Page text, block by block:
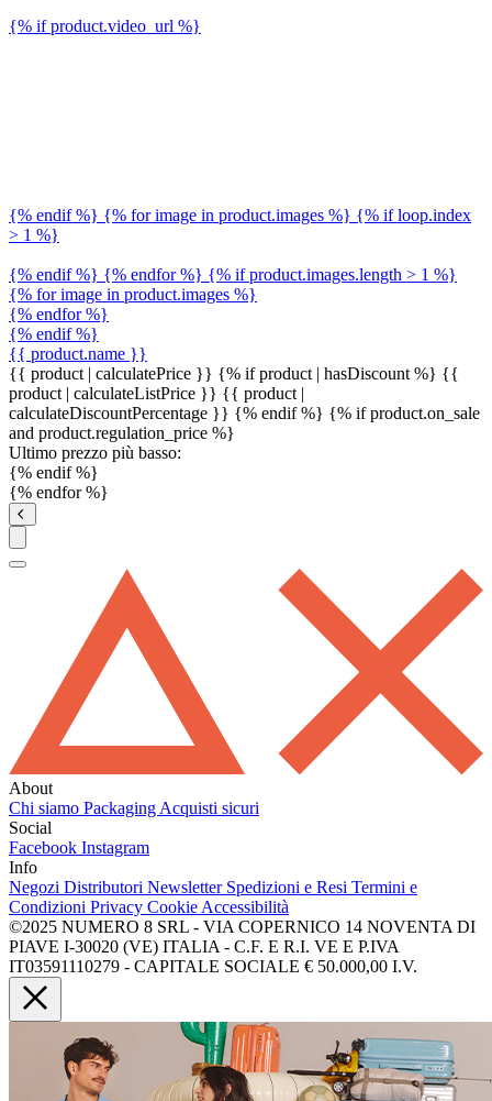
{% if product.video_url %}
{% endif %} {% for image in product.images %} {% if loop.index
> 1 %}
{% endif %} {% endfor %} {% if product.images.length > 1 %}
{% for image in product.images %}
{% endfor %}
{% endif %}
{{ product.name }}
{{ product | calculatePrice }} {% if product | hasDiscount %} {{
product | calculateListPrice }} {{ product |
calculateDiscountPercentage }} {% endif %} {% if product.on_sale
and product.regulation_price %}
Ultimo prezzo più basso:
{% endif %}
{% endfor %}
About
Chi siamo Packaging Acquisti sicuri
Social
Facebook Instagram
Info
Negozi Distributori Newsletter Spedizioni e Resi Termini e
Condizioni Privacy Cookie Accessibilità
©2025 NUMERO 8 SRL - VIA COPERNICO 14 NOVENTA DI
PIAVE I-30020 (VE) ITALIA - C.F. E R.I. VE E P.IVA
IT03591110279 - CAPITALE SOCIALE € 50.000,00 I.V.